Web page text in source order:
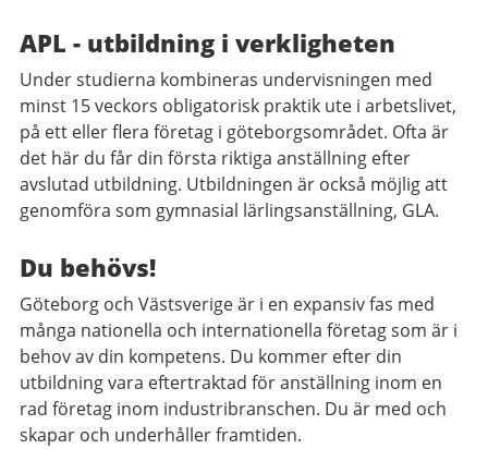
APL - utbildning i verkligheten
Under studierna kombineras undervisningen med
minst 15 veckors obligatorisk praktik ute i arbetslivet,
på ett eller flera företag i göteborgsområdet. Ofta är
det här du får din första riktiga anställning efter
avslutad utbildning. Utbildningen är också möjlig att
genomföra som gymnasial lärlingsanställning, GLA.
Du behövs!
Göteborg och Västsverige är i en expansiv fas med
många nationella och internationella företag som är i
behov av din kompetens. Du kommer efter din
utbildning vara eftertraktad för anställning inom en
rad företag inom industribranschen. Du är med och
skapar och underhåller framtiden.